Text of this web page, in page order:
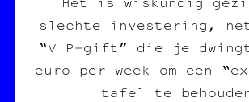
slechte investering,
“VIP‑gift” die je
euro per week om een
tafel te